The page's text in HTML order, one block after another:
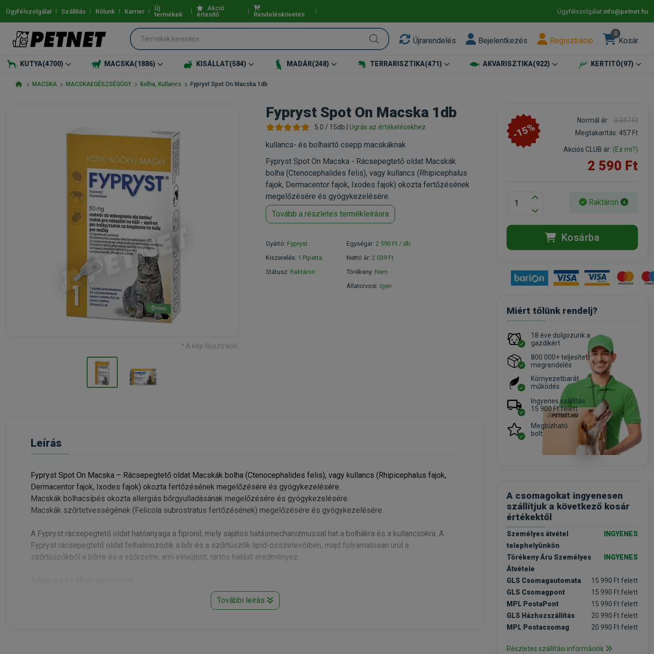
Ügyfélszolgálat Szállítás Rólunk Karrier
Új
termékek
Akció
értesítő
Rendeléskövetés Ügyfélszolgálat:info@petnet.hu
Újrarendelés Bejelentkezés Regisztráció
0
Kosár
KUTYA(4700) MACSKA(1886) KISÁLLAT(584) MADÁR(248) TERRARISZTIKA(471) AKVARISZTIKA(922) KERTITÓ(97)
MACSKA MACSKAEGÉSZSÉGÜGY Bolha, Kullancs Fypryst Spot On Macska 1db
* A kép illusztráció.
Fypryst Spot On Macska 1db
5.0 / 15db | Ugrás az értékelésekhez
kullancs- és bolhairtó csepp macskáknak
Fypryst Spot On Macska - Rácsepegtető oldat Macskák
bolha (Ctenocephalides felis), vagy kullancs (Rhipicephalus
fajok, Dermacentor fajok, Ixodes fajok) okozta fertőzésének
megelőzésére és gyógykezelésére.
Tovább a részletes termékleírásra
Gyártó: Fypryst
Kiszerelés: 1 Pipetta
Státusz: Raktáron
Egységár: 2 590 Ft / db
Nettó ár: 2 039 Ft
Törékeny: Nem
Állatorvosi: Igen
Leírás
Fypryst Spot On Macska – Rácsepegtető oldat Macskák bolha (Ctenocephalides felis), vagy kullancs (Rhipicephalus fajok,
Dermacentor fajok, Ixodes fajok) okozta fertőzésének megelőzésére és gyógykezelésére.
Macskák bolhacsípés okozta allergiás bőrgyulladásának megelőzésére és gyógykezelésére.
Macskák szőrtetvességének (Felicola subrostratus fertőzésének) megelőzésére és gyógykezelésére.
A Fypryst rácsepegtető oldat hatóanyaga a fipronil, mely sajátos hatásmechanizmussal hat a bolhákra és a kullancsokra. A
Fypryst rácsepegtető oldat felhalmozódik a bőr és a szőrtüszők lipid-összetevőiben, majd folyamatosan ürül a
szőrtüszőkből a bőrre és a szőrzetre, ami elnyújtott, tartós hatást eredményez.
Egyadagos, 0,5 ml-es, pipetta 2 kg-nál nagyobb, de legfeljebb 10 kg testtömegű macska számára.
További leírás
-15%
Normál ár:
3 047 Ft
Megtakarítás: 457 Ft
Akciós CLUB ár: (Ez mi?)
2 590 Ft
Raktáron
Kosárba
Miért tőlünk rendelj?
18 éve dolgozunk a
gazdikért
800 000+ teljesített
megrendelés
Környezetbarát
működés
Ingyenes szállítás
15 900 Ft felett
Megbízható
bolt
A csomagokat ingyenesen
szállítjuk a következő kosár
értékektől
Személyes átvétel
telephelyünkön
INGYENES
Törékeny Áru Személyes
Átvétele
INGYENES
GLS Csomagautomata
15 990 Ft felett
GLS Csomagpont
15 990 Ft felett
MPL PostaPont
15 990 Ft felett
GLS Házhozszállítás
20 990 Ft felett
MPL Postacsomag
20 990 Ft felett
Részletes szállítási információk